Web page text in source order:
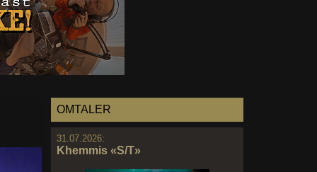
OMTALER
31.07.2026:
Khemmis «S/T»